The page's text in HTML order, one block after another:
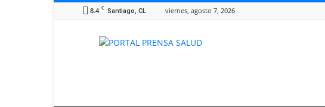
8.4 C Santiago, CL viernes, agosto 7, 2026
Portal